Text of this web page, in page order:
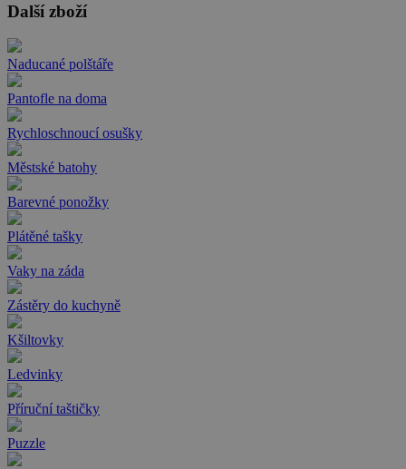
Další zboží
Naducané polštáře
Pantofle na doma
Rychloschnoucí osušky
Městské batohy
Barevné ponožky
Plátěné tašky
Vaky na záda
Zástěry do kuchyně
Kšiltovky
Ledvinky
Příruční taštičky
Puzzle